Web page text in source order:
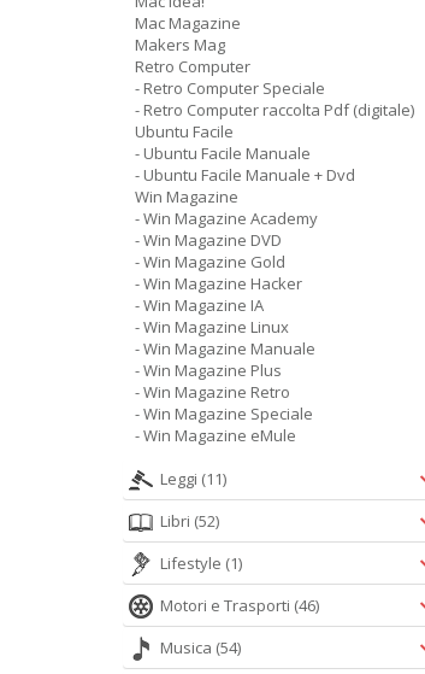
Mac Magazine
Makers Mag
Retro Computer
- Retro Computer Speciale
- Retro Computer raccolta Pdf (digitale)
Ubuntu Facile
- Ubuntu Facile Manuale
- Ubuntu Facile Manuale + Dvd
Win Magazine
- Win Magazine Academy
- Win Magazine DVD
- Win Magazine Gold
- Win Magazine Hacker
- Win Magazine IA
- Win Magazine Linux
- Win Magazine Manuale
- Win Magazine Plus
- Win Magazine Retro
- Win Magazine Speciale
- Win Magazine eMule
Leggi (11)
Libri (52)
Lifestyle (1)
Motori e Trasporti (46)
Musica (54)